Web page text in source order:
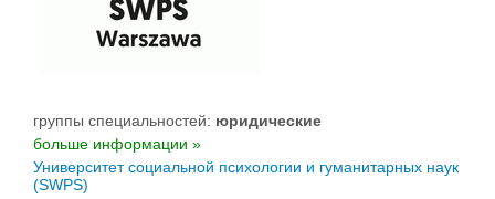
группы специальностей: юридические
больше информации »
Университет социальной психологии и гуманитарных наук
(SWPS)